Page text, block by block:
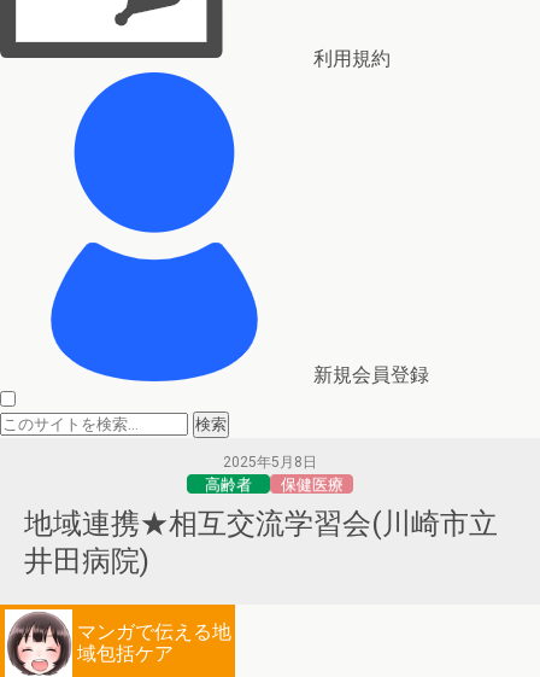
利用規約
新規会員登録
2025年5月8日
高齢者 保健医療
地域連携★相互交流学習会(川崎市立
井田病院)
マンガで伝える地
域包括ケア